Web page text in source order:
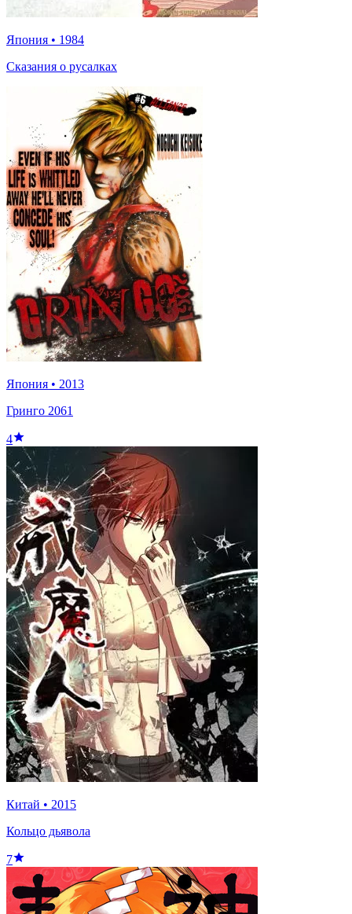
Япония • 1984
Сказания о русалках
Япония • 2013
Гринго 2061
4
Китай • 2015
Кольцо дьявола
7